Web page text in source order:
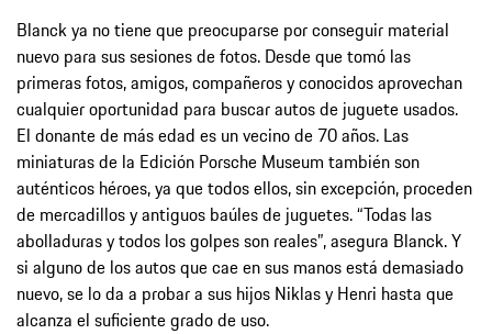
Blanck ya no tiene que preocuparse por conseguir material
nuevo para sus sesiones de fotos. Desde que tomó las
primeras fotos, amigos, compañeros y conocidos aprovechan
cualquier oportunidad para buscar autos de juguete usados.
El donante de más edad es un vecino de 70 años. Las
miniaturas de la Edición Porsche Museum también son
auténticos héroes, ya que todos ellos, sin excepción, proceden
de mercadillos y antiguos baúles de juguetes. “Todas las
abolladuras y todos los golpes son reales”, asegura Blanck. Y
si alguno de los autos que cae en sus manos está demasiado
nuevo, se lo da a probar a sus hijos Niklas y Henri hasta que
alcanza el suficiente grado de uso.